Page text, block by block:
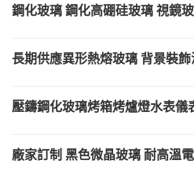
鋼化玻璃 鋼化高硼硅玻璃 視鏡玻璃 耐
長期供應異形熱熔玻璃 背景裝飾浴室玻璃大
壓鑄鋼化玻璃烤箱烤爐燈水表儀表蓋玻璃
廠家訂制 黑色微晶玻璃 耐高溫電磁爐壁